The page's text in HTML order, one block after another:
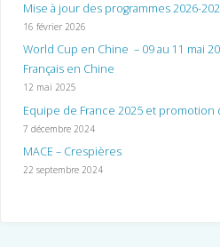
Mise à jour des programmes 2026-
16 février 2026
World Cup en Chine – 09 au 11 mai
Français en Chine
12 mai 2025
Equipe de France 2025 et promotion
7 décembre 2024
MACE – Crespières
22 septembre 2024